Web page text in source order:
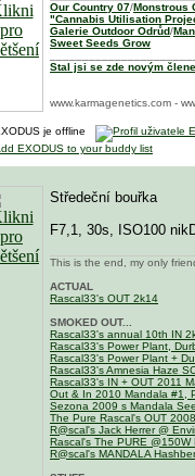
Our Country 07/Monstrous
"Cannabis Utilisation
Galerie Outdoor Odrůd/
Sweet Seeds Grow
Stal jsi se zde novým
www.karmagenetics.com -
Středeční bouřka
F7,1, 30s, ISO100
This is the end, my only
ACTUAL
Rascal33's OUT 2k14
SMOKED OUT...
Rascal33's annual 10th IN
Rascal33's Power Plant,
Rascal33's Power Plant +
Rascal33's Amnesia Haze
Rascal33's IN + OUT 2011
Out & In 2010 Mandala #1,
Sezona 2009 s Mandala
The Pure Rascal's OUT 2008
R@scal's Jack Herrer @
Rascal's The PURE @150W
R@scal's MANDALA